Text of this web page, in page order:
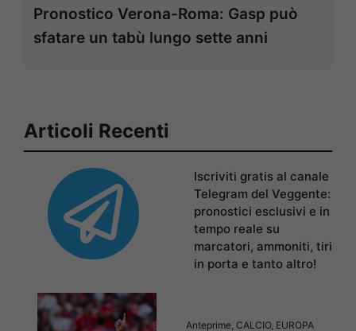
Pronostico Verona-Roma: Gasp può
sfatare un tabù lungo sette anni
Articoli Recenti
Iscriviti gratis al canale
Telegram del Veggente:
pronostici esclusivi e in
tempo reale su
marcatori, ammoniti, tiri
in porta e tanto altro!
Anteprime, CALCIO, EUROPA